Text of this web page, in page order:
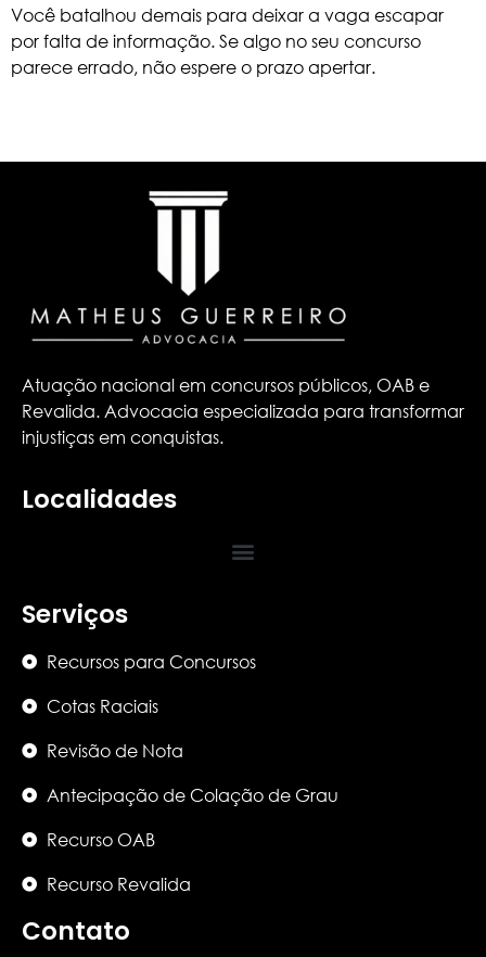
Você batalhou demais para deixar a vaga escapar
por falta de informação. Se algo no seu concurso
parece errado, não espere o prazo apertar.
Atuação nacional em concursos públicos, OAB e
Revalida. Advocacia especializada para transformar
injustiças em conquistas.
Localidades
Serviços
Recursos para Concursos
Cotas Raciais
Revisão de Nota
Antecipação de Colação de Grau
Recurso OAB
Recurso Revalida
Contato